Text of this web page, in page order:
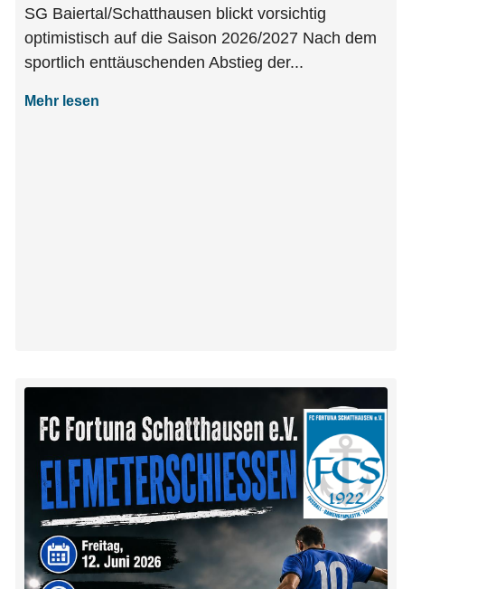
SG Baiertal/Schatthausen blickt vorsichtig
optimistisch auf die Saison 2026/2027 Nach dem
sportlich enttäuschenden Abstieg der...
Mehr lesen